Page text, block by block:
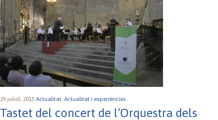
29 juliol, 2015 Actualitat. Actualitat i experiències.
Tastet del concert de l’Orquestra dels